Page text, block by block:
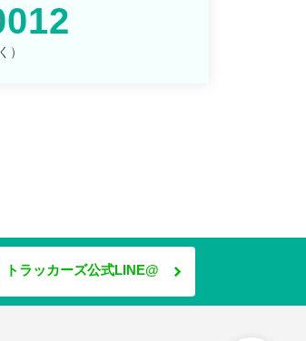
）
トラッカーズ公式LINE@